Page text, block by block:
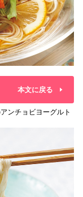
本文に戻る
ンチョビヨーグルト